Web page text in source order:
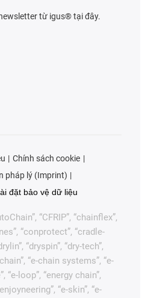
từ igus® tại đây.
Chính sách cookie
pháp lý (Imprint)
đặt bảo vệ dữ liệu
“CFRIP”, “chainflex”,
“conprotect”, “cradle-
“dryspin”, “dry-tech”,
“e-chain systems”, “e-
“e-loop”, “energy chain”,
“e-skin”, “e-